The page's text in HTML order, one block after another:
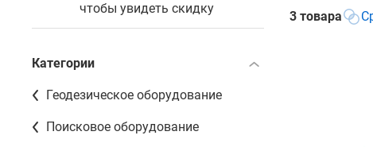
чтобы увидеть скидку
Категории
Геодезическое оборудование
Поисковое оборудование
3 товара